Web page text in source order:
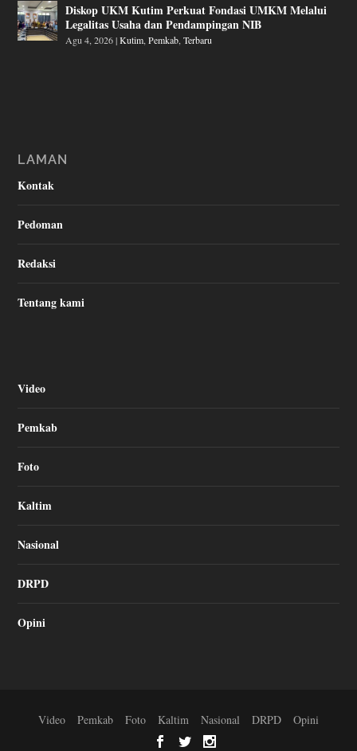
Diskop UKM Kutim Perkuat Fondasi UMKM Melalui
Legalitas Usaha dan Pendampingan NIB
Agu 4, 2026|Kutim ,Pemkab ,Terbaru
LAMAN
Kontak
Pedoman
Redaksi
Tentang kami
Video
Pemkab
Foto
Kaltim
Nasional
DRPD
Opini
Video Pemkab Foto Kaltim Nasional DRPD Opini